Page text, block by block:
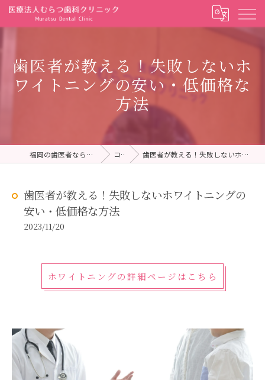
歯医者が教える！失敗しないホ
ワイトニングの安い・低価格な
方法
福岡の歯医者ならむらつ歯科クリニック コラム 歯医者が教える！失敗しないホワイトニングの安い・低価格な方法
歯医者が教える！失敗しないホワイトニングの
安い・低価格な方法
2023/11/20
ホワイトニングの詳細ページはこちら